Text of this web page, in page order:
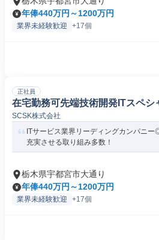
年俸440万円～1200万円
業界未経験歓迎 +17個
正社員
在宅勤務可先端技術開発ITスペシ
SCSK株式会社
ITサービス業界リーディングカンパニ
充実させる取り組み多数！
栃木県宇都宮市大通り
年俸440万円～1200万円
業界未経験歓迎 +17個